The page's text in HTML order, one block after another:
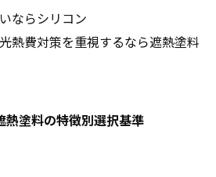
ならシリコン
熱費対策を重視するなら遮熱塗料
熱塗料の特徴別選択基準